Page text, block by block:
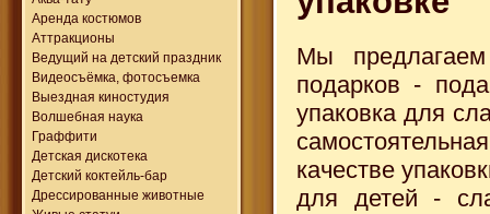
Аренда костюмов
Аттракционы
Ведущий на детский праздник
Видеосъёмка, фотосъемка
Выездная киностудия
Волшебная наука
Граффити
Детская дискотека
Детский коктейль-бар
Дрессированные животные
Мы
подарков -
упаковка для
качестве
для детей -